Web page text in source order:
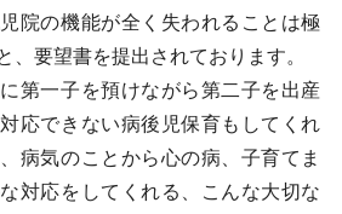
院の機能が全く失われることは極
、要望書を提出されております。
第一子を預けながら第二子を出産
応できない病後児保育もしてくれ
病気のことから心の病、子育てま
対応をしてくれる、こんな大切な